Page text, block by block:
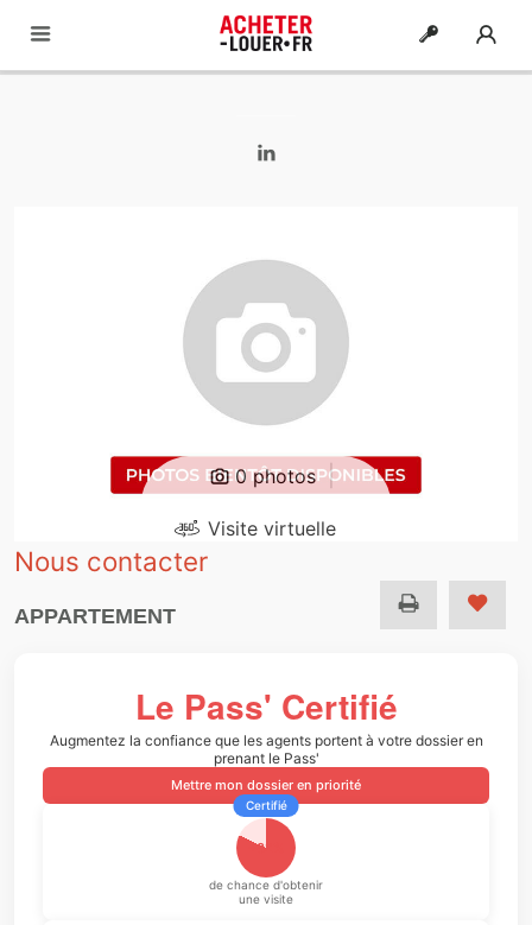
0 photos |
Visite virtuelle
Nous contacter
APPARTEMENT
Le Pass' Certifié
Augmentez la confiance que les agents portent à votre dossier en
prenant le Pass'
Mettre mon dossier en priorité
Certifié
+82%
de chance d'obtenir
une visite